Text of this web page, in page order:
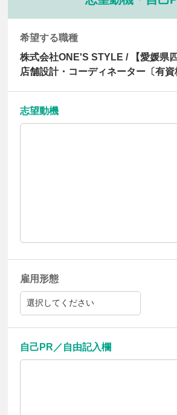
希望する職種
株式会社ONE'S STYLE / 【愛媛県
店舗設計・コーディネーター〔有資
志望動機
雇用形態
自己PR／自由記入欄